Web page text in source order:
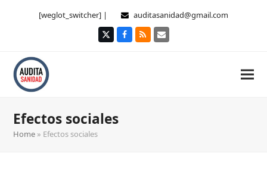
[weglot_switcher] | auditasanidad@gmail.com
TwitterFacebook
RSS Correo
Efectos sociales
Home » Efectos sociales